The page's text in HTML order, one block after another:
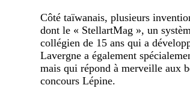
Côté taïwanais, plusieurs
dont le « StellartMag », un
collégien de 15 ans qui a
Lavergne a également
mais qui répond à merveille aux
concours Lépine.